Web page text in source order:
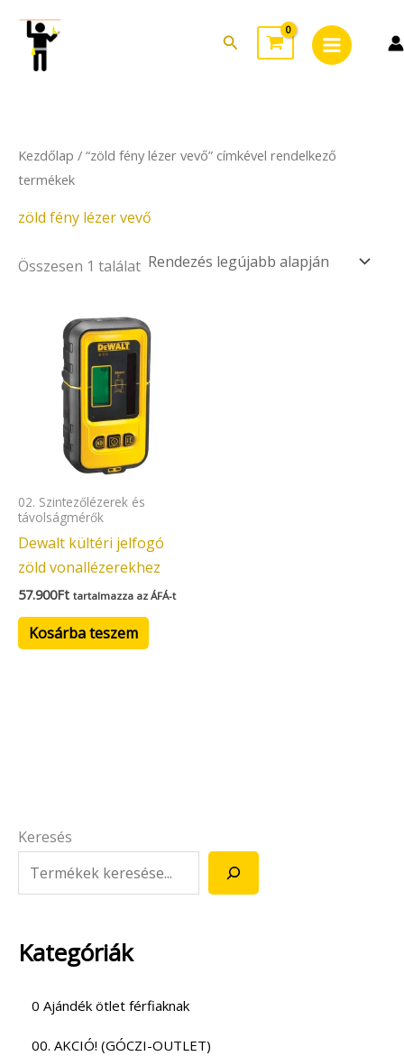
content
Search
Menu
Keresés
Kategóriák
0 Ajándék ötlet férfiaknak
00. AKCIÓ! (GÓCZI-OUTLET)
Kezdőlap / “zöld fény lézer vevő” címkével rendelkező
termékek
zöld fény lézer vevő
Összesen 1 találat
02. Szintezőlézerek és
távolságmérők
Dewalt kültéri jelfogó
zöld vonallézerekhez
57.900Ft tartalmazza az ÁFÁ-t
Kosárba teszem